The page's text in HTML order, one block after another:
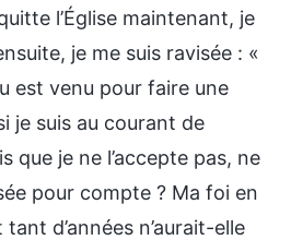
l’Église maintenant, je
je me suis ravisée : «
est venu pour faire une
je suis au courant de
que je ne l’accepte pas, ne
pour compte ? Ma foi en
d’années n’aurait-elle